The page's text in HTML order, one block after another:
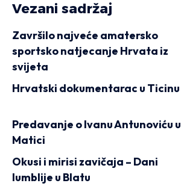
Vezani sadržaj
Završilo najveće amatersko
sportsko natjecanje Hrvata iz
svijeta
Hrvatski dokumentarac u Ticinu
Predavanje o Ivanu Antunoviću u
Matici
Okusi i mirisi zavičaja – Dani
lumblije u Blatu